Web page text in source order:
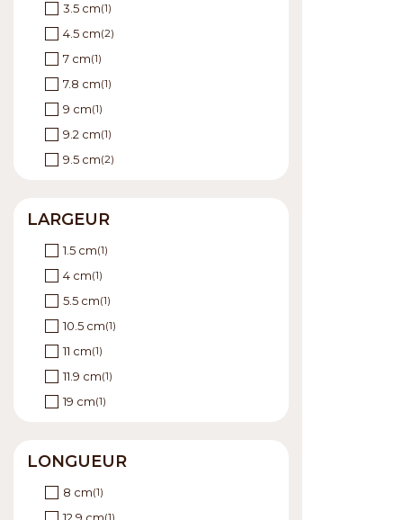
Inox/ABS
Marbre
Nylon
Plastique
Verre / bambou
3.5 cm(1)
4.5 cm(2)
7 cm(1)
7.8 cm(1)
9 cm(1)
9.2 cm(1)
9.5 cm(2)
13.5 cm
17 cm
LARGEUR
1.5 cm(1)
4 cm(1)
5.5 cm(1)
10.5 cm(1)
11 cm(1)
11.9 cm(1)
19 cm(1)
31 cm
LONGUEUR
8 cm(1)
(1)